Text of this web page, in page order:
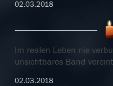
02.03.2018
Im realen Leben nie
unsichtbares Band
02.03.2018